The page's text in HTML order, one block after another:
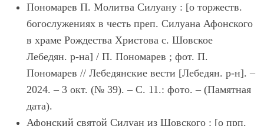
Пономарев П. Молитва Силуану : [о торжеств.
богослужениях в честь преп. Силуана Афонского
в храме Рождества Христова с. Шовское
Лебедян. р-на] / П. Пономарев ; фот. П.
Пономарев // Лебедянские вести [Лебедян. р-н]. –
2024. – 3 окт. (№ 39). – С. 11.: фото. – (Памятная
дата).
Афонский святой Силуан из Шовского : [о прп.